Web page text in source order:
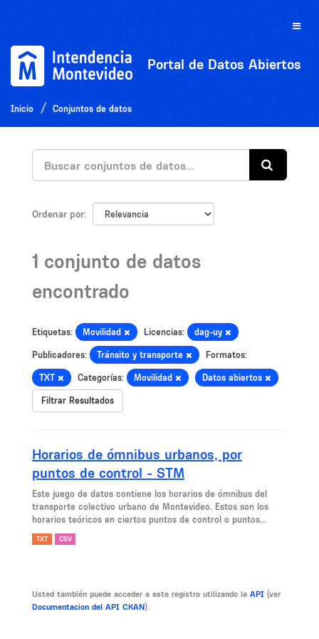
Toggle
Portal de Datos Abiertos
Inicio Conjuntos de datos
Ordenar por
1 conjunto de datos
encontrado
Etiquetas: Movilidad Licencias: dag-uy
Publicadores: Tránsito y transporte Formatos:
TXT Categorías: Movilidad Datos abiertos
Filtrar Resultados
Horarios de ómnibus urbanos, por
puntos de control - STM
Este juego de datos contiene los horarios de ómnibus del
transporte colectivo urbano de Montevideo. Estos son los
horarios teóricos en ciertos puntos de control o puntos...
TXT CSV
Usted también puede acceder a este registro utilizando la API (ver
Documentacion del API CKAN).